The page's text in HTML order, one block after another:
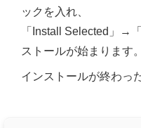
ックを入れ、
「Install Selected」→
ストールが始まります。
インストールが終わっ